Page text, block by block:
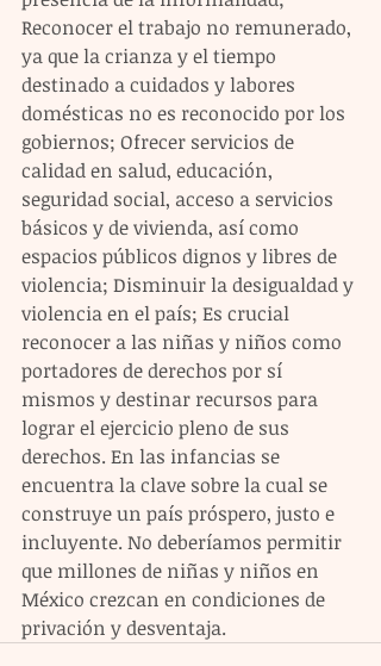
Reconocer el trabajo no remunerado,
ya que la crianza y el tiempo
destinado a cuidados y labores
domésticas no es reconocido por los
gobiernos; Ofrecer servicios de
calidad en salud, educación,
seguridad social, acceso a servicios
básicos y de vivienda, así como
espacios públicos dignos y libres de
violencia; Disminuir la desigualdad y
violencia en el país; Es crucial
reconocer a las niñas y niños como
portadores de derechos por sí
mismos y destinar recursos para
lograr el ejercicio pleno de sus
derechos. En las infancias se
encuentra la clave sobre la cual se
construye un país próspero, justo e
incluyente. No deberíamos permitir
que millones de niñas y niños en
México crezcan en condiciones de
privación y desventaja.